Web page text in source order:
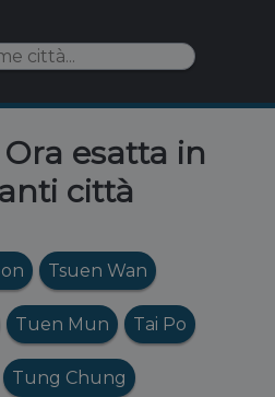
esatta in
città
Tsuen Wan
Tuen Mun Tai Po
Tung Chung